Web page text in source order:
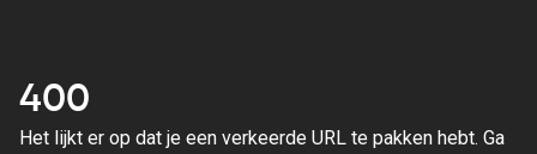
400
Het lijkt er op dat je een verkeerde URL te pakken hebt. Ga